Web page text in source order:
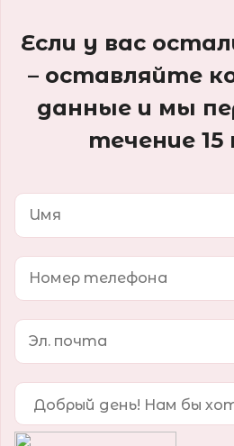
Если у вас
– оставляйте
данные и мы
течение